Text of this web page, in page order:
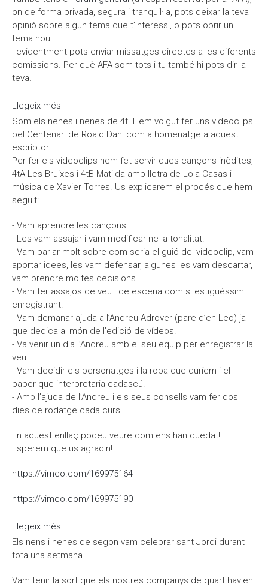
on de forma privada, segura i tranquil·la, pots deixar la teva
opinió sobre algun tema que t’interessi, o pots obrir un
tema nou.
I evidentment pots enviar missatges directes a les diferents
comissions. Per què AFA som tots i tu també hi pots dir la
teva.
Llegeix més
Som els nenes i nenes de 4t. Hem volgut fer uns videoclips
pel Centenari de Roald Dahl com a homenatge a aquest
escriptor.
Per fer els videoclips hem fet servir dues cançons inèdites,
4tA Les Bruixes i 4tB Matilda amb lletra de Lola Casas i
música de Xavier Torres. Us explicarem el procés que hem
seguit:
- Vam aprendre les cançons.
- Les vam assajar i vam modificar-ne la tonalitat.
- Vam parlar molt sobre com seria el guió del videoclip, vam
aportar idees, les vam defensar, algunes les vam descartar,
vam prendre moltes decisions.
- Vam fer assajos de veu i de escena com si estiguéssim
enregistrant.
- Vam demanar ajuda a l’Andreu Adrover (pare d’en Leo) ja
que dedica al món de l’edició de vídeos.
- Va venir un dia l’Andreu amb el seu equip per enregistrar la
veu.
- Vam decidir els personatges i la roba que duríem i el
paper que interpretaria cadascú.
- Amb l’ajuda de l’Andreu i els seus consells vam fer dos
dies de rodatge cada curs.
En aquest enllaç podeu veure com ens han quedat!
Esperem que us agradin!
https://vimeo.com/169975164
https://vimeo.com/169975190
Llegeix més
Els nens i nenes de segon vam celebrar sant Jordi durant
tota una setmana.
Vam tenir la sort que els nostres companys de quart havien